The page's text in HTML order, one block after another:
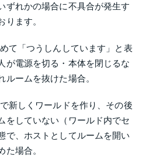
れかの場合に不具合が発生す
ります。
て「つうしんしています」と表
が電源を切る・本体を閉じるな
ルームを抜けた場合。
新しくワールドを作り、その後
をしていない（ワールド内でセ
で、ホストとしてルームを開い
た場合。